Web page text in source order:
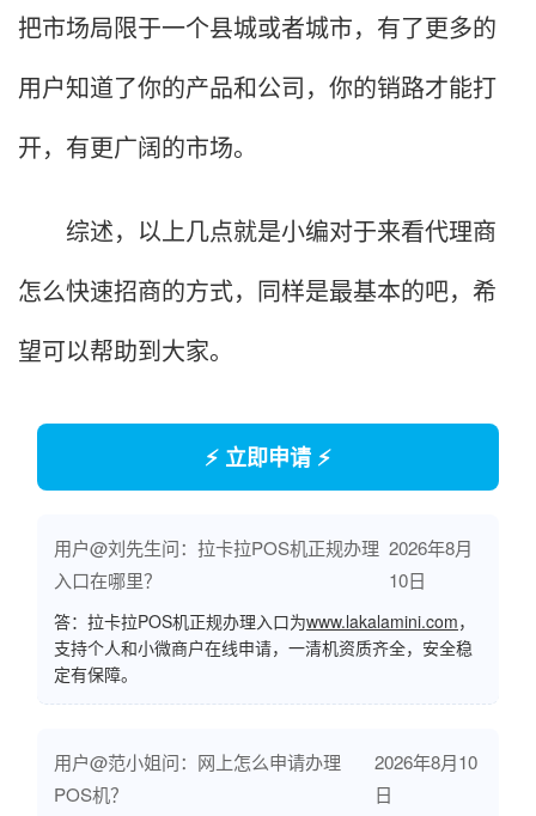
把市场局限于一个县城或者城市，有了更多的
用户知道了你的产品和公司，你的销路才能打
开，有更广阔的市场。
综述，以上几点就是小编对于来看代理商
怎么快速招商的方式，同样是最基本的吧，希
望可以帮助到大家。
⚡ 立即申请 ⚡
用户@刘先生问：拉卡拉POS机正规办理
入口在哪里？
2026年8月
10日
答：拉卡拉POS机正规办理入口为www.lakalamini.com，
支持个人和小微商户在线申请，一清机资质齐全，安全稳
定有保障。
用户@范小姐问：网上怎么申请办理
POS机？
2026年8月10
日